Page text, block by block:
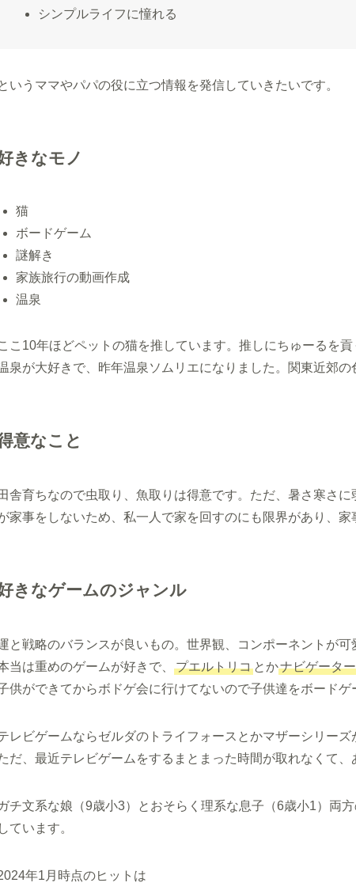
シンプルライフに憧れる
いうママやパパの役に立つ情報を発信していきたいです。
きなモノ
猫
ボードゲーム
謎解き
家族旅行の動画作成
温泉
こ10年ほどペットの猫を推しています。推しにちゅーるを貢
泉が大好きで、昨年温泉ソムリエになりました。関東近郊の
意なこと
舎育ちなので虫取り、魚取りは得意です。ただ、暑さ寒さ
家事をしないため、私一人で家を回すのにも限界があり、家
きなゲームのジャンル
と戦略のバランスが良いもの。世界観、コンポーネントが可
当は重めのゲームが好きで、
プエルトリコ とかナビゲーター
供ができてからボドゲ会に行けてないので子供達をボードゲ
レビゲームならゼルダのトライフォースとかマザーシリーズ
だ、最近テレビゲームをするまとまった時間が取れなくて、
チ文系な娘（9歳小3）とおそらく理系な息子（6歳小1）両
しています。
年1月時点のヒットは